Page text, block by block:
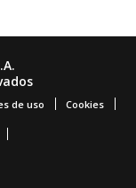
de uso Cookies